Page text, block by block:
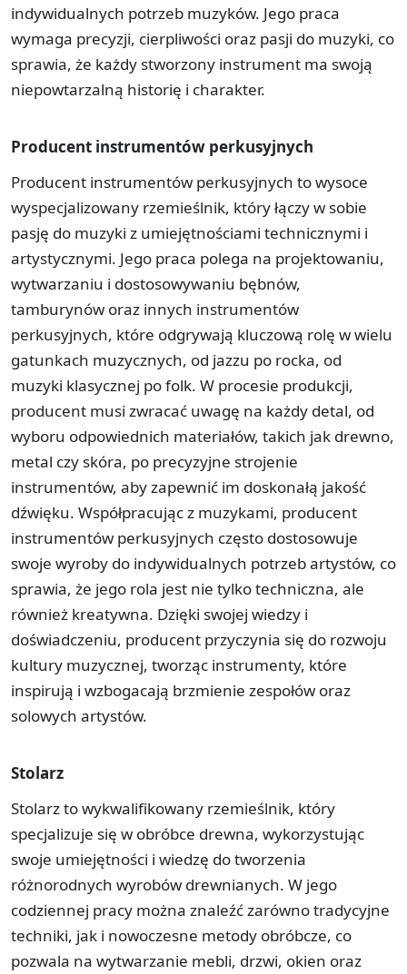
indywidualnych potrzeb muzyków. Jego praca
wymaga precyzji, cierpliwości oraz pasji do muzyki, co
sprawia, że każdy stworzony instrument ma swoją
niepowtarzalną historię i charakter.
Producent instrumentów perkusyjnych
Producent instrumentów perkusyjnych to wysoce
wyspecjalizowany rzemieślnik, który łączy w sobie
pasję do muzyki z umiejętnościami technicznymi i
artystycznymi. Jego praca polega na projektowaniu,
wytwarzaniu i dostosowywaniu bębnów,
tamburynów oraz innych instrumentów
perkusyjnych, które odgrywają kluczową rolę w wielu
gatunkach muzycznych, od jazzu po rocka, od
muzyki klasycznej po folk. W procesie produkcji,
producent musi zwracać uwagę na każdy detal, od
wyboru odpowiednich materiałów, takich jak drewno,
metal czy skóra, po precyzyjne strojenie
instrumentów, aby zapewnić im doskonałą jakość
dźwięku. Współpracując z muzykami, producent
instrumentów perkusyjnych często dostosowuje
swoje wyroby do indywidualnych potrzeb artystów, co
sprawia, że jego rola jest nie tylko techniczna, ale
również kreatywna. Dzięki swojej wiedzy i
doświadczeniu, producent przyczynia się do rozwoju
kultury muzycznej, tworząc instrumenty, które
inspirują i wzbogacają brzmienie zespołów oraz
solowych artystów.
Stolarz
Stolarz to wykwalifikowany rzemieślnik, który
specjalizuje się w obróbce drewna, wykorzystując
swoje umiejętności i wiedzę do tworzenia
różnorodnych wyrobów drewnianych. W jego
codziennej pracy można znaleźć zarówno tradycyjne
techniki, jak i nowoczesne metody obróbcze, co
pozwala na wytwarzanie mebli, drzwi, okien oraz